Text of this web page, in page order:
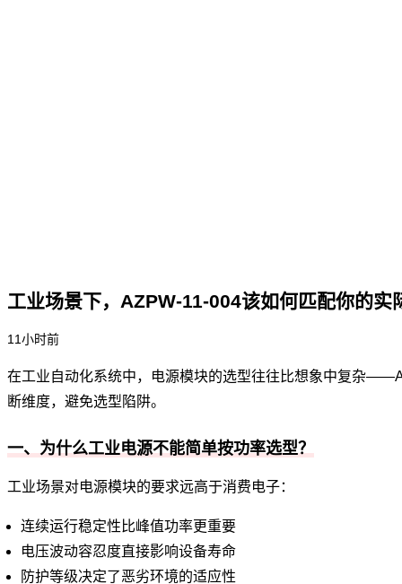
工业场景下，AZPW-11-004该如何匹配你的实
11小时前
在工业自动化系统中，电源模块的选型往往比想象中复杂
断维度，避免选型陷阱。
一、为什么工业电源不能简单按功率选型？
工业场景对电源模块的要求远高于消费电子：
连续运行稳定性比峰值功率更重要
电压波动容忍度直接影响设备寿命
防护等级决定了恶劣环境的适应性